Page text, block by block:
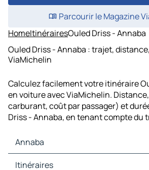
Parcourir le Magazine
HomeItinérairesOuled Driss - Annaba
Ouled Driss - Annaba : trajet,
ViaMichelin
Calculez facilement votre itinéraire
en voiture avec ViaMichelin.
carburant, coût par passager) et
Driss - Annaba, en tenant compte du
Annaba
Annaba Cartes et plans
Itinéraires